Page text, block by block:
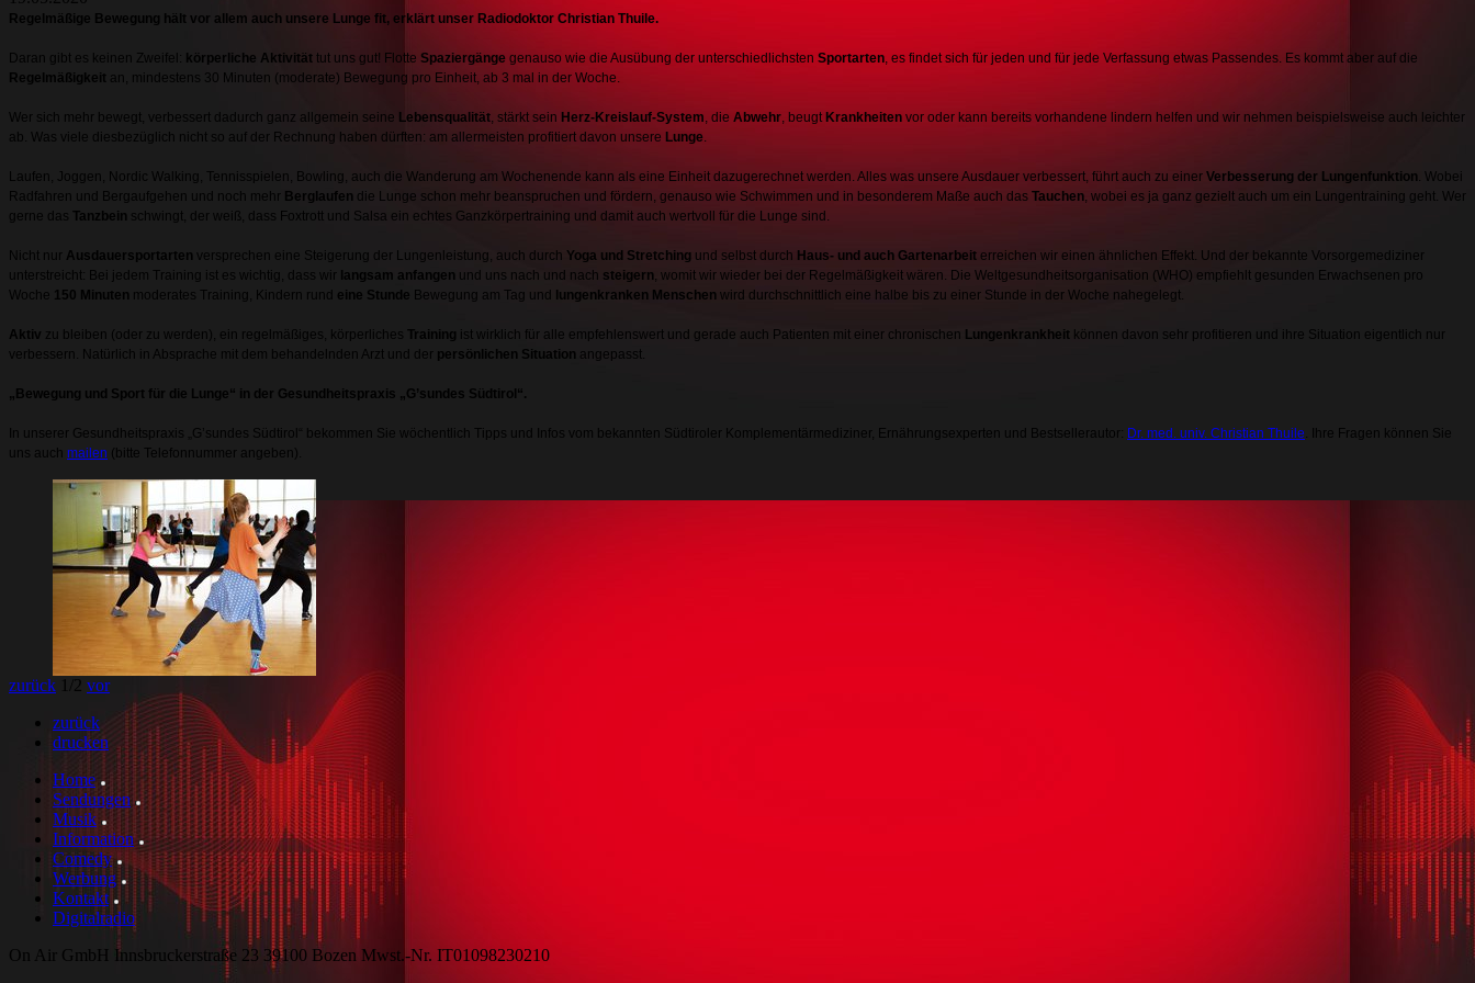
Regelmäßige Bewegung hält vor allem auch unsere Lunge fit, erklärt unser Radiodoktor Christian Thuile.
Daran gibt es keinen Zweifel: körperliche Aktivität tut uns gut! Flotte Spaziergänge genauso wie die Ausübung der unterschiedlichsten Sportarten, es findet sich für jeden und für jede Verfassung etwas Passendes. Es kommt aber auf die
Regelmäßigkeit an, mindestens 30 Minuten (moderate) Bewegung pro Einheit, ab 3 mal in der Woche.
Wer sich mehr bewegt, verbessert dadurch ganz allgemein seine Lebensqualität, stärkt sein Herz-Kreislauf-System, die Abwehr, beugt Krankheiten vor oder kann bereits vorhandene lindern helfen und wir nehmen beispielsweise auch leichter
ab. Was viele diesbezüglich nicht so auf der Rechnung haben dürften: am allermeisten profitiert davon unsere Lunge.
Laufen, Joggen, Nordic Walking, Tennisspielen, Bowling, auch die Wanderung am Wochenende kann als eine Einheit dazugerechnet werden. Alles was unsere Ausdauer verbessert, führt auch zu einer Verbesserung der Lungenfunktion. Wobei
Radfahren und Bergaufgehen und noch mehr Berglaufen die Lunge schon mehr beanspruchen und fördern, genauso wie Schwimmen und in besonderem Maße auch das Tauchen, wobei es ja ganz gezielt auch um ein Lungentraining geht. Wer
gerne das Tanzbein schwingt, der weiß, dass Foxtrott und Salsa ein echtes Ganzkörpertraining und damit auch wertvoll für die Lunge sind.
Nicht nur Ausdauersportarten versprechen eine Steigerung der Lungenleistung, auch durch Yoga und Stretching und selbst durch Haus- und auch Gartenarbeit erreichen wir einen ähnlichen Effekt. Und der bekannte Vorsorgemediziner
unterstreicht: Bei jedem Training ist es wichtig, dass wir
langsam anfangen und uns nach und nach steigern, womit wir wieder bei der Regelmäßigkeit wären. Die Weltgesundheitsorganisation (WHO) empfiehlt gesunden Erwachsenen pro
Woche 150 Minuten moderates Training, Kindern rund eine Stunde Bewegung am Tag und lungenkranken Menschen wird durchschnittlich eine halbe bis zu einer Stunde in der Woche nahegelegt.
Aktiv zu bleiben (oder zu werden), ein regelmäßiges, körperliches Training ist wirklich für alle empfehlenswert und gerade auch Patienten mit einer chronischen Lungenkrankheit können davon sehr profitieren und ihre Situation eigentlich nur
verbessern. Natürlich in Absprache mit dem behandelnden Arzt und der persönlichen Situation angepasst.
„Bewegung und Sport für die Lunge“ in der Gesundheitspraxis „G’sundes Südtirol“.
In unserer Gesundheitspraxis „G’sundes Südtirol“ bekommen Sie wöchentlich Tipps und Infos vom bekannten Südtiroler Komplementärmediziner, Ernährungsexperten und Bestsellerautor: Dr. med. univ. Christian Thuile. Ihre Fragen können Sie
uns auch mailen (bitte Telefonnummer angeben).
zurück 1 /2 vor
zurück
drucken
Home
Sendungen
Musik
Information
Comedy
Werbung
Kontakt
Digitalradio
On Air GmbH Innsbruckerstraße 23 39100 Bozen Mwst.-Nr. IT01098230210